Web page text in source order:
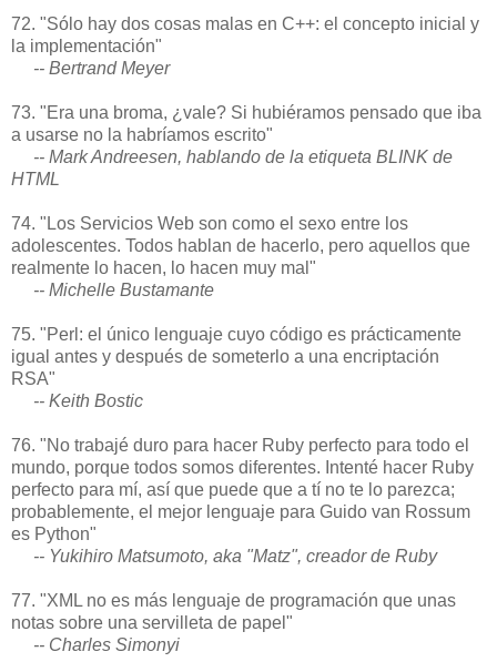
72. "Sólo hay dos cosas malas en C++: el concepto inicial y
la implementación"
-- Bertrand Meyer
73. "Era una broma, ¿vale? Si hubiéramos pensado que iba
a usarse no la habríamos escrito"
-- Mark Andreesen, hablando de la etiqueta BLINK de
HTML
74. "Los Servicios Web son como el sexo entre los
adolescentes. Todos hablan de hacerlo, pero aquellos que
realmente lo hacen, lo hacen muy mal"
-- Michelle Bustamante
75. "Perl: el único lenguaje cuyo código es prácticamente
igual antes y después de someterlo a una encriptación
RSA"
-- Keith Bostic
76. "No trabajé duro para hacer Ruby perfecto para todo el
mundo, porque todos somos diferentes. Intenté hacer Ruby
perfecto para mí, así que puede que a tí no te lo parezca;
probablemente, el mejor lenguaje para Guido van Rossum
es Python"
-- Yukihiro Matsumoto, aka "Matz", creador de Ruby
77. "XML no es más lenguaje de programación que unas
notas sobre una servilleta de papel"
-- Charles Simonyi